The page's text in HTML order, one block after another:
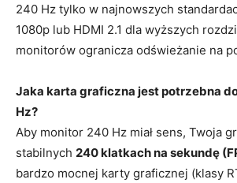
240 Hz tylko w najnowszych
1080p lub HDMI 2.1 dla wyższych
monitorów ogranicza odświeżanie na
Jaka karta graficzna jest potrzebna
Hz?
Aby monitor 240 Hz miał sens, Twoja
stabilnych 240 klatkach na sekundę
bardzo mocnej karty graficznej (klasy